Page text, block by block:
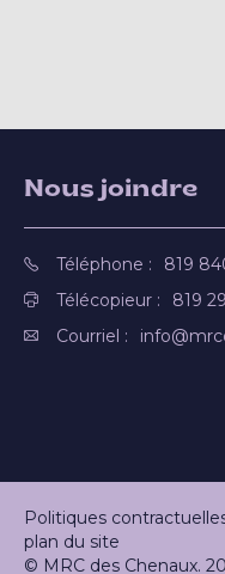
Nous joindre
Téléphone :
819
Télécopieur :
819
Courriel :
Politiques
plan du site
© MRC des Chenaux.